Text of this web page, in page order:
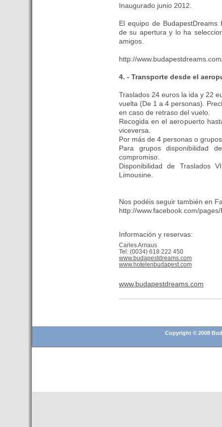
- Budapest votará el 23 de
Inaugurado junio 2012.
El equipo de
de su apertura y lo ha
amigos.
http://
4. - Transporte desde el
Traslados 24 euros la ida y 22
vuelta (De 1 a 4 personas).
en caso de retraso del vuelo.
Recogida en el aeropuerto
viceversa.
Por más de 4 personas o
Para grupos disponibilidad
compromiso.
Disponibilidad de Traslados
Limousine.
Nos podéis seguir también en
http://www.facebook.com/
Información y reservas:
Carles Arnaus
Tel: (0034) 618 222 450
www.budapestdreams.com
www.hotelenbudapest.com
www.budapestdreams.com
Copyright © 2008